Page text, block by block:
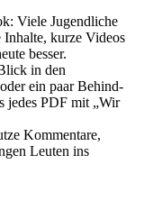
Viele Jugendliche
kurze Videos
besser.
in den
ein paar Behind-
jedes PDF mit „Wir
Kommentare,
Leuten ins